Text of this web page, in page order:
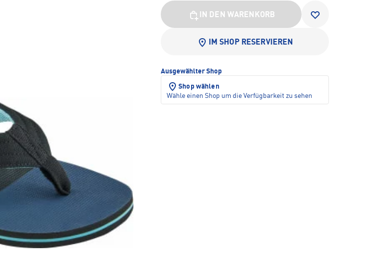
IN DEN WARENKORB
IM SHOP RESERVIEREN
Ausgewählter Shop
Shop wählen
Wähle einen Shop um die Verfügbarkeit zu sehen